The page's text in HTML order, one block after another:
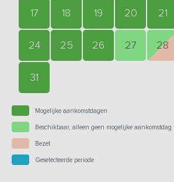
17 18 19 20 21
24 25 26 27 28
31
Mogelijke aankomstdagen
Beschikbaar, alleen geen mogelijke aankomstdag
Bezet
Geselecteerde periode